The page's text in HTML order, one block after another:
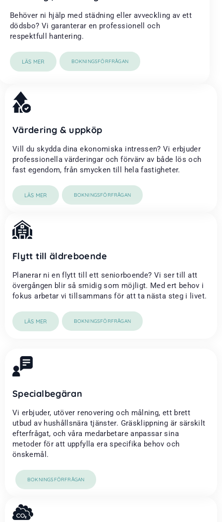
Behöver ni hjälp med städning eller avveckling av ett
dödsbo? Vi garanterar en professionell och
respektfull hantering.
LÄS MER BOKNINGSFÖRFRÅGAN
Värdering & uppköp
Vill du skydda dina ekonomiska intressen? Vi erbjuder
professionella värderingar och förvärv av både lös och
fast egendom, från smycken till hela fastigheter.
LÄS MER BOKNINGSFÖRFRÅGAN
Flytt till äldreboende
Planerar ni en flytt till ett seniorboende? Vi ser till att
övergången blir så smidig som möjligt. Med ert behov i
fokus arbetar vi tillsammans för att ta nästa steg i livet.
LÄS MER BOKNINGSFÖRFRÅGAN
Specialbegäran
Vi erbjuder, utöver renovering och målning, ett brett
utbud av hushållsnära tjänster. Gräsklippning är särskilt
efterfrågat, och våra medarbetare anpassar sina
metoder för att uppfylla era specifika behov och
önskemål.
BOKNINGSFÖRFRÅGAN